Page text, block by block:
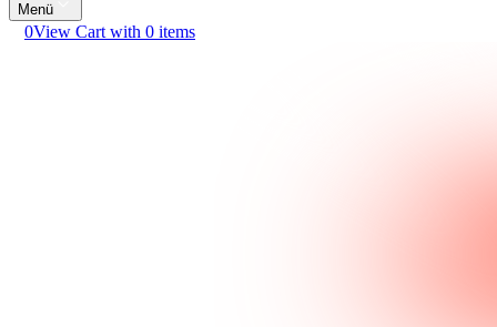
Menü
0View Cart with 0 items